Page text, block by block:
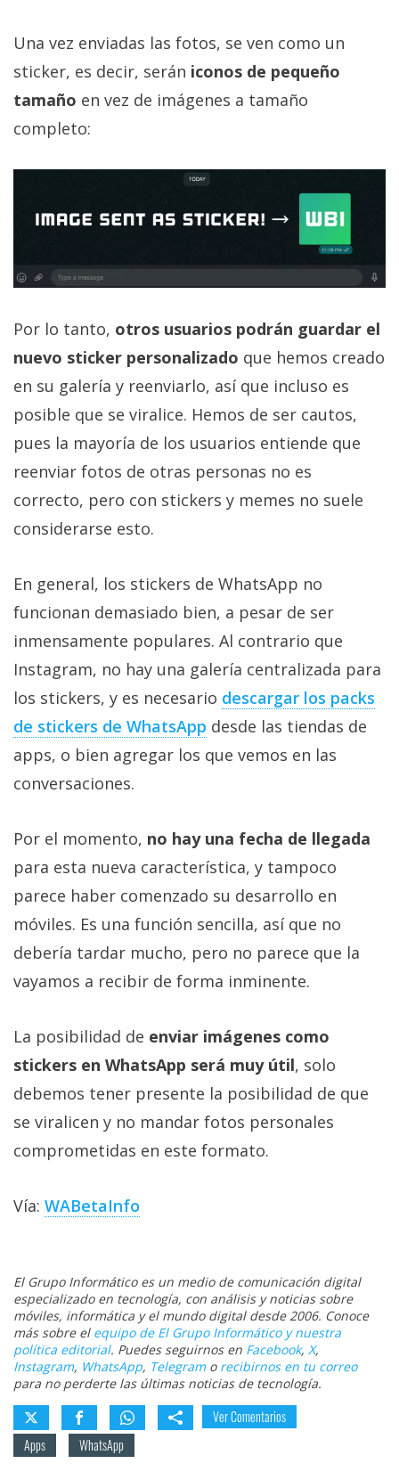
Una vez enviadas las fotos, se ven como un
sticker, es decir, serán iconos de pequeño
tamaño en vez de imágenes a tamaño
completo:
Por lo tanto, otros usuarios podrán guardar el
nuevo sticker personalizado que hemos creado
en su galería y reenviarlo, así que incluso es
posible que se viralice. Hemos de ser cautos,
pues la mayoría de los usuarios entiende que
reenviar fotos de otras personas no es
correcto, pero con stickers y memes no suele
considerarse esto.
En general, los stickers de WhatsApp no
funcionan demasiado bien, a pesar de ser
inmensamente populares. Al contrario que
Instagram, no hay una galería centralizada para
los stickers, y es necesario descargar los packs
de stickers de WhatsApp desde las tiendas de
apps, o bien agregar los que vemos en las
conversaciones.
Por el momento, no hay una fecha de llegada
para esta nueva característica, y tampoco
parece haber comenzado su desarrollo en
móviles. Es una función sencilla, así que no
debería tardar mucho, pero no parece que la
vayamos a recibir de forma inminente.
La posibilidad de enviar imágenes como
stickers en WhatsApp será muy útil, solo
debemos tener presente la posibilidad de que
se viralicen y no mandar fotos personales
comprometidas en este formato.
Vía: WABetaInfo
El Grupo Informático es un medio de comunicación digital
especializado en tecnología, con análisis y noticias sobre
móviles, informática y el mundo digital desde 2006. Conoce
más sobre el equipo de El Grupo Informático y nuestra
política editorial. Puedes seguirnos en Facebook, X,
Instagram, WhatsApp, Telegramo recibirnos en tu correo
para no perderte las últimas noticias de tecnología.
Ver Comentarios
Apps
WhatsApp